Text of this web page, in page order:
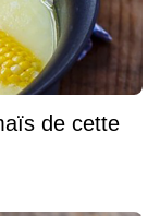
de cette